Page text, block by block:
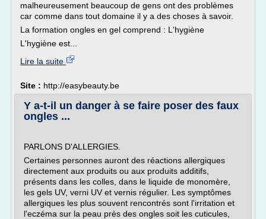
malheureusement beaucoup de gens ont des problèmes
car comme dans tout domaine il y a des choses à savoir.
La formation ongles en gel comprend : L'hygiène
L'hygiène est...
Lire la suite
Site : http://easybeauty.be
Y a-t-il un danger à se faire poser des faux
ongles ...
PARLONS D'ALLERGIES.
Certaines personnes auront des réactions allergiques
directement aux produits ou aux produits additifs,
présents dans les colles, dans le liquide de monomère,
les gels UV, verni UV et vernis régulier. Les symptômes
allergiques les plus souvent rencontrés sont l'irritation et
l'eczéma sur la peau près des ongles soit les cuticules,